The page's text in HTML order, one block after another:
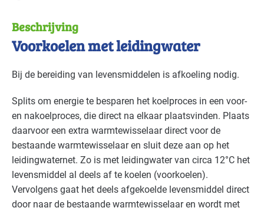
Voedingsindustrie - overig
Voedingsindustrie - zoetwaren
Beschrijving
Voorkoelen met leidingwater
Bij de bereiding van levensmiddelen is afkoeling nodig.
Splits om energie te besparen het koelproces in een voor-
en nakoelproces, die direct na elkaar plaatsvinden. Plaats
daarvoor een extra warmtewisselaar direct voor de
bestaande warmtewisselaar en sluit deze aan op het
leidingwaternet. Zo is met leidingwater van circa 12°C het
levensmiddel al deels af te koelen (voorkoelen).
Vervolgens gaat het deels afgekoelde levensmiddel direct
door naar de bestaande warmtewisselaar en wordt met